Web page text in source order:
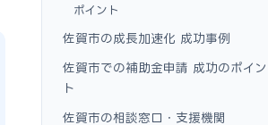
ポイント
佐賀市の成長加速化 成功事例
佐賀市での補助金申請 成功のポイン
ト
佐賀市の相談窓口・支援機関